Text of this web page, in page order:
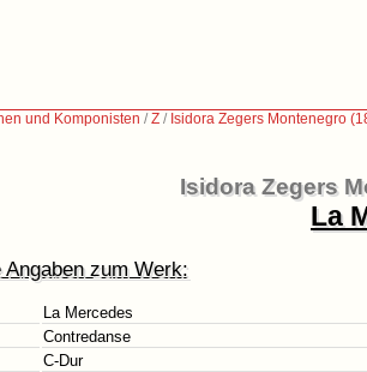
und Komponisten /Z / Isidora Zegers Montenegro
Isidora Zegers
La
Angaben zum Werk:
La Mercedes
Contredanse
C-Dur